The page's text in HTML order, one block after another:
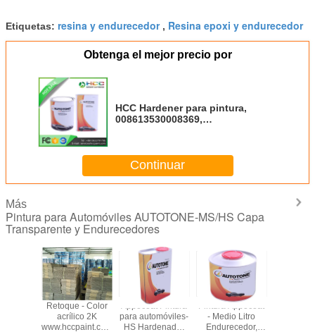
Etiquetas: resina y endurecedor, Resina epoxi y endurecedor
Obtenga el mejor precio por
HCC Hardener para pintura,
008613530008369,
Continuar
Más
Pintura para Automóviles AUTOTONE-MS/HS Capa
Transparente y Endurecedores
Retoque - Color
acrílico 2K
www.hccpaint.com
Appocoat Pintura
para automóviles-
HS Hardenador
Pintura Appocoat
- Medio Litro
Endurecedor,